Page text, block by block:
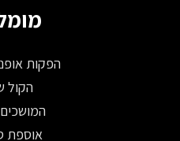
הפקות
הקול
אוספת